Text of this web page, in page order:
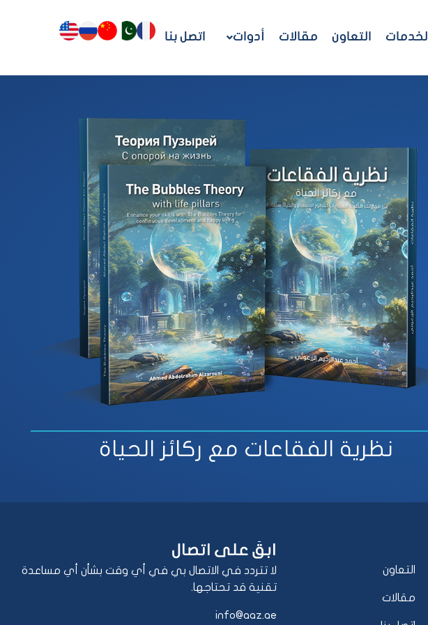
الخدمات التعاون مقالات أدوات اتصل بنا
نظرية الفقاعات مع ركائز الحياة
التعاون
مقالات
ابقَ على اتصال
لا تتردد في الاتصال بي في أي وقت بشأن أي مساعدة
تقنية قد تحتاجها.
info@aaz.ae